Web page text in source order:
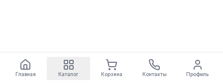
Главная Каталог Корзина Контакты Профиль